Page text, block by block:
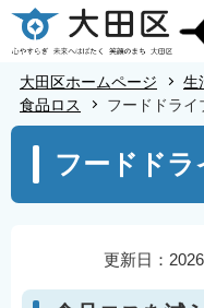
こ
の
ジ
大田区ホームページ 生
食品ロス
フードドライ
こ
ら
フードドラ
更新日：